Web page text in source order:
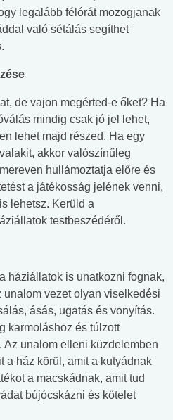
legalább félórát mozogjanak
való sétálás segíthet
de vajon megérted-e őket? Ha
mindig csak jó jel lehet,
lehet majd részed. Ha egy
akkor valószínűleg
hullámoztatja előre és
a játékosság jelének venni,
lehetsz. Kerüld a
testbeszédéről.
háziállatok is unatkozni fognak,
unalom vezet olyan viselkedési
ásás, ugatás és vonyítás.
karmoláshoz és túlzott
Az unalom elleni küzdelemben
a ház körül, amit a kutyádnak
a macskádnak, amit tud
bújócskázni és kötelet